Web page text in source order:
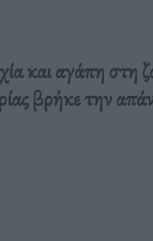
και αγάπη στη
βρήκε την